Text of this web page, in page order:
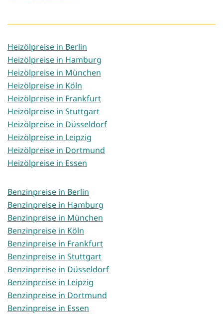
Heizölpreise in Berlin
Heizölpreise in Hamburg
Heizölpreise in München
Heizölpreise in Köln
Heizölpreise in Frankfurt
Heizölpreise in Stuttgart
Heizölpreise in Düsseldorf
Heizölpreise in Leipzig
Heizölpreise in Dortmund
Heizölpreise in Essen
Benzinpreise in Berlin
Benzinpreise in Hamburg
Benzinpreise in München
Benzinpreise in Köln
Benzinpreise in Frankfurt
Benzinpreise in Stuttgart
Benzinpreise in Düsseldorf
Benzinpreise in Leipzig
Benzinpreise in Dortmund
Benzinpreise in Essen